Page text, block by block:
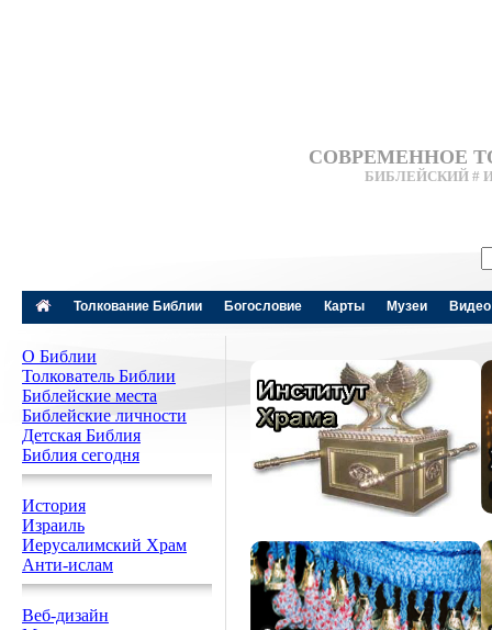
СОВРЕМЕННОЕ
БИБЛЕЙСКИЙ #
Толкование Библии Богословие Карты Музеи Видео
О Библии
Толкователь Библии
Библейские места
Библейские личности
Детская Библия
Библия сегодня
История
Израиль
Иерусалимский Храм
Анти-ислам
Веб-дизайн